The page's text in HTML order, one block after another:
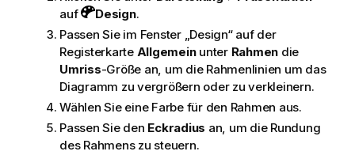
auf
Design.
Passen Sie im Fenster „Design“ auf der
Registerkarte Allgemeinunter Rahmen die
Umriss-Größe an, um die Rahmenlinien um das
Diagramm zu vergrößern oder zu verkleinern.
Wählen Sie eine Farbe für den Rahmen aus.
Passen Sie den Eckradius an, um die Rundung
des Rahmens zu steuern.